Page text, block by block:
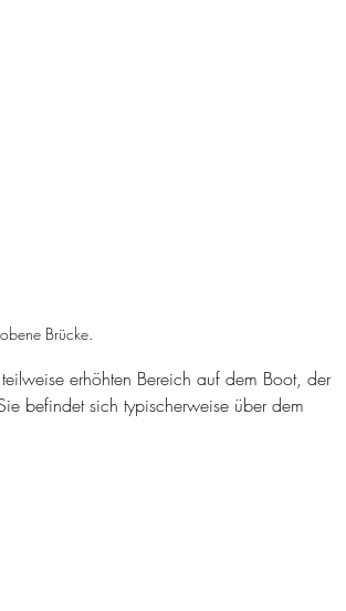
Brücke.
erhöhten Bereich auf dem Boot, der
befindet sich typischerweise über dem